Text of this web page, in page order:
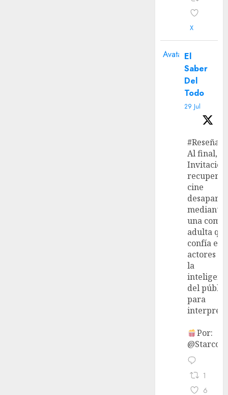
X
Avatar El
Saber
Del
Todo
29 Jul
#Reseña
Al final,
recupera
cine
mediante
una
adulta
confía en
actores y
la
del
para
Por:
1
6